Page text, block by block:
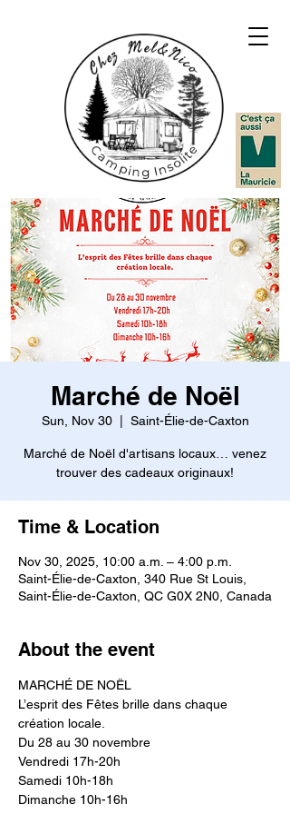
Marché de Noël
Sun, Nov 30
  |
Saint-Élie-de-Caxton
Marché de Noël d'artisans locaux… venez
trouver des cadeaux originaux!
Time & Location
Nov 30, 2025, 10:00 a.m. – 4:00 p.m.
Saint-Élie-de-Caxton, 340 Rue St Louis,
Saint-Élie-de-Caxton, QC G0X 2N0, Canada
About the event
MARCHÉ DE NOËL
L’esprit des Fêtes brille dans chaque
création locale.
Du 28 au 30 novembre
Vendredi 17h-20h
Samedi 10h-18h
Dimanche 10h-16h